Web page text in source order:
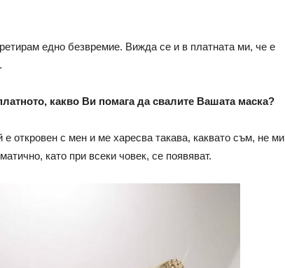
едно безвремие. Вижда се и в платната ми, че е
какво Ви помага да свалите Вашата маска?
е откровен с мен и ме харесва такава, каквато съм, не ми
като при всеки човек, се появяват.